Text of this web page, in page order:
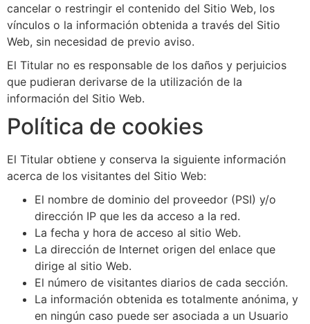
cancelar o restringir el contenido del Sitio Web, los
vínculos o la información obtenida a través del Sitio
Web, sin necesidad de previo aviso.
El Titular no es responsable de los daños y perjuicios
que pudieran derivarse de la utilización de la
información del Sitio Web.
Política de cookies
El Titular obtiene y conserva la siguiente información
acerca de los visitantes del Sitio Web:
El nombre de dominio del proveedor (PSI) y/o
dirección IP que les da acceso a la red.
La fecha y hora de acceso al sitio Web.
La dirección de Internet origen del enlace que
dirige al sitio Web.
El número de visitantes diarios de cada sección.
La información obtenida es totalmente anónima, y
en ningún caso puede ser asociada a un Usuario